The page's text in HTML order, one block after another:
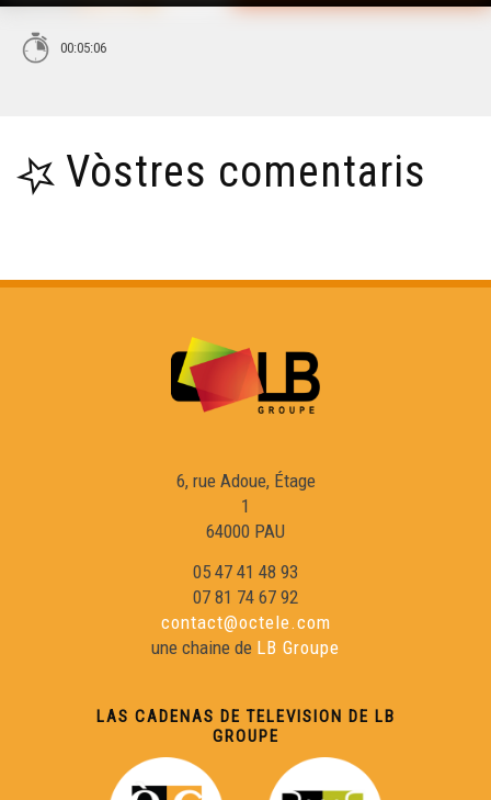
00:05:06
Vòstres comentaris
6, rue Adoue, Étage
1
64000 PAU
05 47 41 48 93
07 81 74 67 92
contact@octele.com
une chaine de LB Groupe
LAS CADENAS DE TELEVISION DE LB
GROUPE